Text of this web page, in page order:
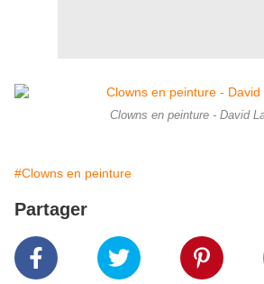
Clowns en peinture - David
#Clowns en peinture
Partager